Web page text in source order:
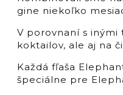
gine niekoľko
V porovnaní s inými
koktailov, ale aj na
Každá fľaša
špeciálne pre